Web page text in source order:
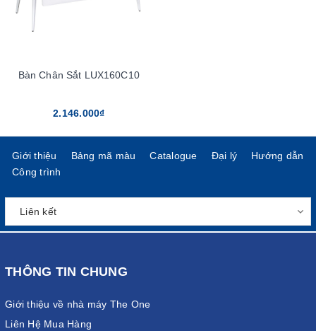
Bàn Chân Sắt LUX160C10
2.146.000₫
Giới thiệu Bảng mã màu Catalogue Đại lý
Hướng dẫn
Công trình
THÔNG TIN CHUNG
Giới thiệu về nhà máy The One
Liên Hệ Mua Hàng